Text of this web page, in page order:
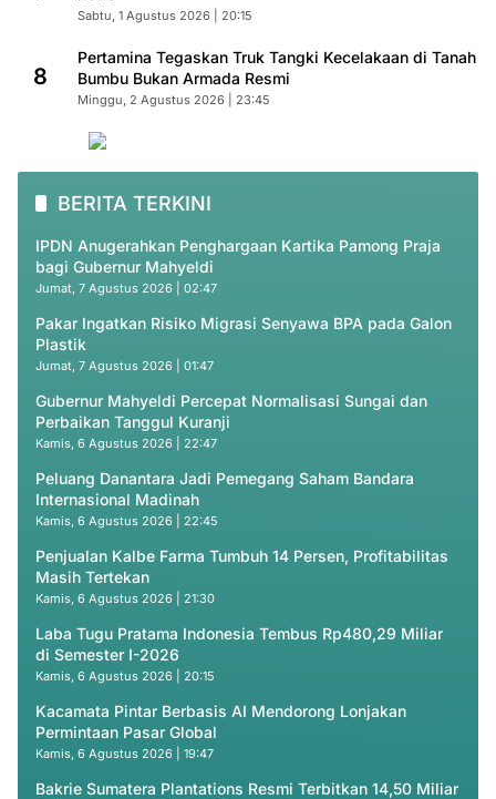
Sabtu, 1 Agustus 2026 | 20:15
8
Pertamina Tegaskan Truk Tangki Kecelakaan di Tanah
Bumbu Bukan Armada Resmi
Minggu, 2 Agustus 2026 | 23:45
BERITA TERKINI
IPDN Anugerahkan Penghargaan Kartika Pamong Praja
bagi Gubernur Mahyeldi
Jumat, 7 Agustus 2026 | 02:47
Pakar Ingatkan Risiko Migrasi Senyawa BPA pada Galon
Plastik
Jumat, 7 Agustus 2026 | 01:47
Gubernur Mahyeldi Percepat Normalisasi Sungai dan
Perbaikan Tanggul Kuranji
Kamis, 6 Agustus 2026 | 22:47
Peluang Danantara Jadi Pemegang Saham Bandara
Internasional Madinah
Kamis, 6 Agustus 2026 | 22:45
Penjualan Kalbe Farma Tumbuh 14 Persen, Profitabilitas
Masih Tertekan
Kamis, 6 Agustus 2026 | 21:30
Laba Tugu Pratama Indonesia Tembus Rp480,29 Miliar
di Semester I-2026
Kamis, 6 Agustus 2026 | 20:15
Kacamata Pintar Berbasis AI Mendorong Lonjakan
Permintaan Pasar Global
Kamis, 6 Agustus 2026 | 19:47
Bakrie Sumatera Plantations Resmi Terbitkan 14,50 Miliar